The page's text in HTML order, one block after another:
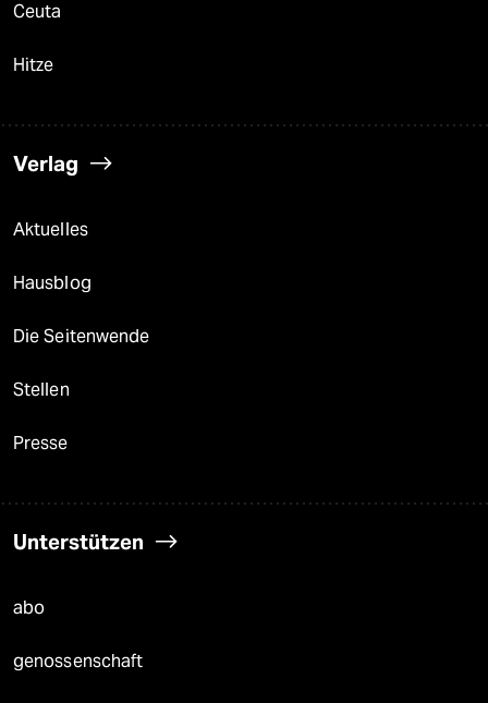
Ceuta
Hitze
Verlag
Aktuelles
Hausblog
Die Seitenwende
Stellen
Presse
Unterstützen
abo
genossenschaft